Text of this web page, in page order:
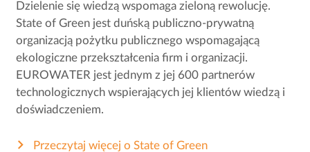
Dzielenie się wiedzą wspomaga zieloną rewolucję.
State of Green jest duńską publiczno-prywatną
organizacją pożytku publicznego wspomagającą
ekologiczne przekształcenia firm i organizacji.
EUROWATER jest jednym z jej 600 partnerów
technologicznych wspierających jej klientów wiedzą i
doświadczeniem.
Przeczytaj więcej o State of Green